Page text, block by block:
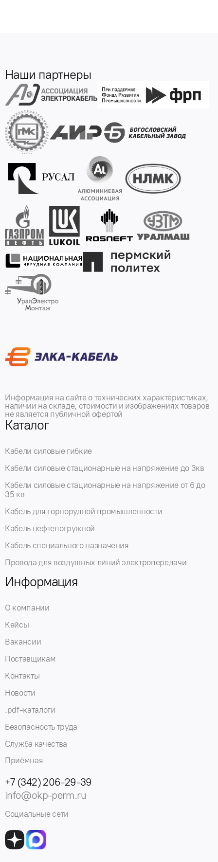
Наши партнеры
Информация на сайте о технических характеристиках,
наличии на складе, стоимости и изображениях товаров
не является публичной офертой
Каталог
Кабели силовые гибкие
Кабели силовые стационарные на напряжение до 3кв
Кабели силовые стационарные на напряжение от 6 до
35 кв
Кабель для горнорудной промышленности
Кабель нефтепогружной
Кабель специального назначения
Провода для воздушных линий электропередачи
Информация
О компании
Кейсы
Вакансии
Поставщикам
Контакты
Новости
.pdf-каталоги
Безопасность труда
Служба качества
Приёмная
+7 (342) 206-29-39
info@okp-perm.ru
Социальные сети